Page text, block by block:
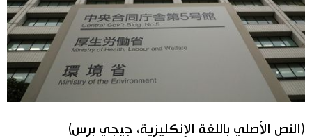
(النص الأصلي باللغة الإنكليزية، جيجي برس)